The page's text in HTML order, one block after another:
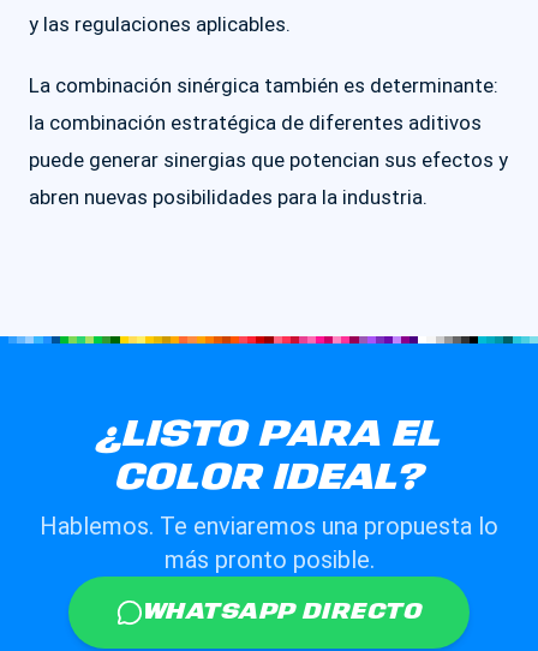
y las regulaciones aplicables.
La combinación sinérgica también es determinante:
la combinación estratégica de diferentes aditivos
puede generar sinergias que potencian sus efectos y
abren nuevas posibilidades para la industria.
¿LISTO PARA EL
COLOR IDEAL?
Hablemos. Te enviaremos una propuesta lo
más pronto posible.
WHATSAPP DIRECTO